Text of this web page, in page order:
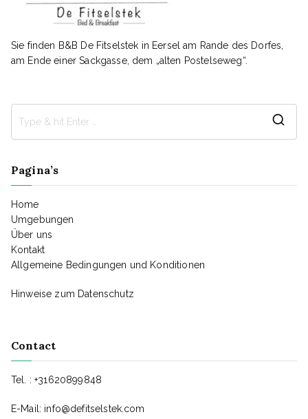
Sie finden B&B De Fitselstek in Eersel am Rande des Dorfes,
am Ende einer Sackgasse, dem „alten Postelseweg“.
Pagina’s
Home
Umgebungen
Über uns
Kontakt
Allgemeine Bedingungen und Konditionen
Hinweise zum Datenschutz
Contact
Tel. : +31620899848
E-Mail: info@defitselstek.com